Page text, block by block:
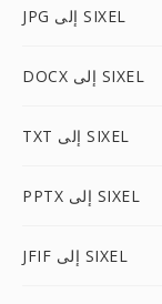
JPG إلى SIXEL
DOCX إلى SIXEL
TXT إلى SIXEL
PPTX إلى SIXEL
JFIF إلى SIXEL